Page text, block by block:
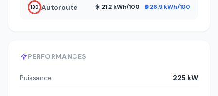
PERFORMANCES
Puissance 225 kW
130 Autoroute ☀️ 21.2 kWh/100 ❄️ 26.9 kWh/100